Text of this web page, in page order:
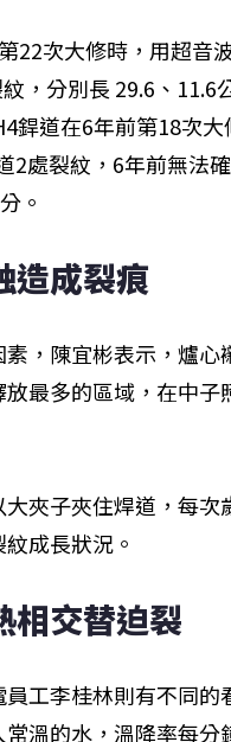
22次大修時，用超音
，分別長 29.6、
銲道在6年前第18次
2處裂紋，6年前無法
。
造成裂痕
，陳宜彬表示，爐
最多的區域，在中
夾子夾住焊道，每
成長狀況。
相交替迫裂
工李桂林則有不同
溫的水，溫降率每